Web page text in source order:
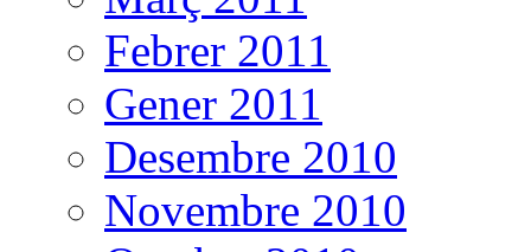
Febrer 2011
Gener 2011
Desembre 2010
Novembre 2010